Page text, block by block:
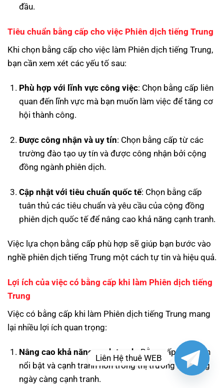
đầu.
Tiêu chuẩn bằng cấp cho việc Phiên dịch tiếng Trung
Khi chọn bằng cấp cho việc làm Phiên dịch tiếng Trung,
bạn cần xem xét các yếu tố sau:
Phù hợp với lĩnh vực công việc: Chọn bằng cấp liên
quan đến lĩnh vực mà bạn muốn làm việc để tăng cơ
hội thành công.
Được công nhận và uy tín: Chọn bằng cấp từ các
trường đào tạo uy tín và được công nhận bởi cộng
đồng ngành phiên dịch.
Cập nhật với tiêu chuẩn quốc tế: Chọn bằng cấp
tuân thủ các tiêu chuẩn và yêu cầu của cộng đồng
phiên dịch quốc tế để nâng cao khả năng cạnh tranh.
Việc lựa chọn bằng cấp phù hợp sẽ giúp bạn bước vào
nghề phiên dịch tiếng Trung một cách tự tin và hiệu quả.
Lợi ích của việc có bằng cấp khi làm Phiên dịch tiếng
Trung
Việc có bằng cấp khi làm Phiên dịch tiếng Trung mang
lại nhiều lợi ích quan trọng:
Nâng cao khả năng cạnh tranh : Bằng cấp giúp bạn
nổi bật và cạnh tranh hơn trong thị trường lao động
ngày càng cạnh tranh.
Liên Hệ thuê WEB